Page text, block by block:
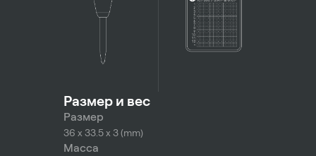
Размер и вес
Размер
36 x 33.5 x 3 (mm)
Масса